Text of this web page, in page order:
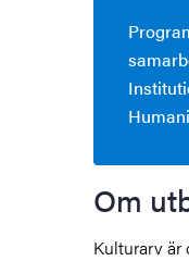
Om
Kulturarv är